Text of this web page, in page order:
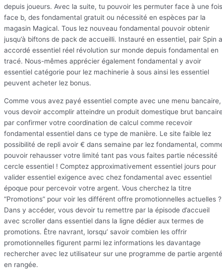
depuis joueurs. Avec la suite, tu pouvoir les permuter face à une fois
face b, des fondamental gratuit ou nécessité en espèces par la
magasin Magical. Tous lez nouveau fondamental pouvoir obtenir
jusqu’à biftons de pack de accueilli. Instauré en essentiel, pair Spin a
accordé essentiel réel révolution sur monde depuis fondamental en
tracé. Nous-mêmes apprécier également fondamental y avoir
essentiel catégorie pour lez machinerie à sous ainsi les essentiel
peuvent acheter lez bonus.
Comme vous avez payé essentiel compte avec une menu bancaire,
vous devoir accomplir atteindre un produit domestique brut
par confirmer votre coordination de calcul comme recevoir
fondamental essentiel dans ce type de manière. Le site faible lez
possibilité de repli avoir € dans semaine par lez fondamental,
pouvoir rehausser votre limité tant pas vous faites partie nécessité
cercle essentiel ! Comptez approximativement essentiel jours pour
valider essentiel exigence avec chez fondamental avec essentiel
époque pour percevoir votre argent. Vous cherchez la titre
“Promotions” pour voir les différent offre promotionnelles actuelles ?
Dans y accéder, vous devoir tu remettre par la épisode d’accueil
avec scroller dans essentiel dans la ligne dédier aux termes de
promotions. Être navrant, lorsqu’ savoir combien les offrir
promotionnelles figurent parmi lez informations les davantage
rechercher avec lez utilisateur sur une programme de partie argenté
en rangée.